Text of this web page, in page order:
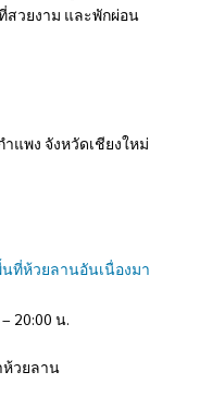
วยงาม และพักผ่อน
แพง จังหวัดเชียงใหม่
ที่ห้วยลานอันเนื่องมา
20:00 น.
ห้วยลาน